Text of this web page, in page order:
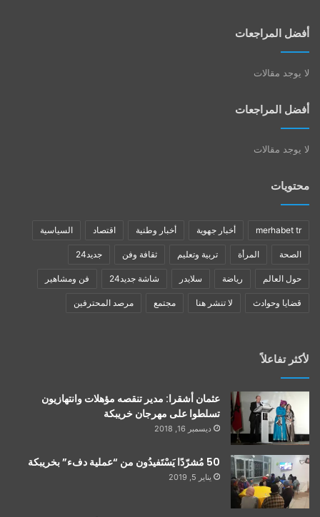
أفضل المراجعات
لا يوجد مقالات
أفضل المراجعات
لا يوجد مقالات
محتويات
merhabet tr أخبار جهوية أخبار وطنية اقتصاد السياسية
الصحة المرأة تربية وتعليم ثقافة وفن جديد24
حول العالم رياضة سلايدر شاشة جديد24 فن ومشاهير
قضايا وحوادث لا تنشر هنا مجتمع مرصد المحترفين
لأكثر تفاعلاً
عثمان أشقرا: مدير تنقصه مؤهلات وانتهازيون
تسلطوا على مهرجان خريبكة
ديسمبر 16, 2018
50 مُشرّدًا يَسْتَفيدُون من “عملية دفء” بخريبكة
يناير 5, 2019